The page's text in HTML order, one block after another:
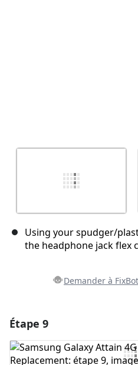
Using your spudger/
the headphone jack flex
Demander à FixBot
Ajouter un
Étape 9